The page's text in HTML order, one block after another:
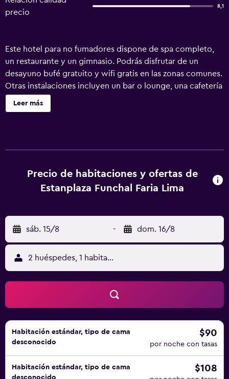
precio
8,1
Este hotel para no fumadores dispone de spa completo,
un restaurante y un gimnasio. Podrás disfrutar de un
desayuno bufé gratuito y wifi gratis en las zonas comunes.
Otras instalaciones incluyen un bar o lounge, una cafetería
y aparcamiento con asistencia. Estanplaza Funchal - Faria
Lima ofrece 163 alojamientos con aire acondicionado,
de pelo. Los huéspedes pueden navegar por la web
gracias a nuestro acceso a Internet gratis por cable y wifi
este hotel incluyen gimnasio.
Leer más
Precio de habitaciones y ofertas de
Estanplaza Funchal Faria Lima
sáb. 15/8 - dom. 16/8
2 huéspedes, 1 habitación
Habitación estándar, tipo de cama
desconocido
$90
por noche con tasas
Habitación estándar, tipo de cama
desconocido
$108